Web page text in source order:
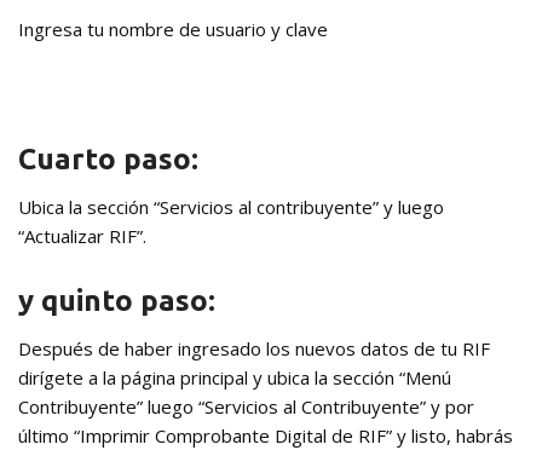
Ingresa tu nombre de usuario y clave
Cuarto paso:
Ubica la sección “Servicios al contribuyente” y luego
“Actualizar RIF”.
y quinto paso:
Después de haber ingresado los nuevos datos de tu RIF
dirígete a la página principal y ubica la sección “Menú
Contribuyente” luego “Servicios al Contribuyente” y por
último “Imprimir Comprobante Digital de RIF” y listo, habrás